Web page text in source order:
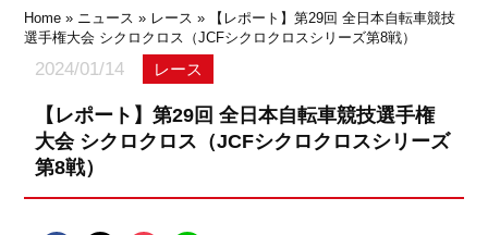
Home » ニュース » レース » 【レポート】第29回 全日本自転車競技
選手権大会 シクロクロス（JCFシクロクロスシリーズ第8戦）
2024/01/14 レース
【レポート】第29回 全日本自転車競技選手権
大会 シクロクロス（JCFシクロクロスシリーズ
第8戦）